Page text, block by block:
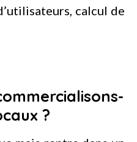
calcul de
?